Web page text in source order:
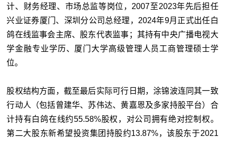
计、财务经理、市场总监等岗位，2007至2023年先后担任
兴业证券厦门、深圳分公司总经理，2024年9月正式出任白
鸽在线监事会主席、股东代表监事；其持有中央广播电视大
学金融专业学历、厦门大学高级管理人员工商管理硕士学
位。
股权结构方面，截至最后实际可行日期，涂锦波连同其一致
行动人（包括曾建华、苏伟达、黄嘉恩及多家持股平台）合
计持有白鸽在线约55.58%股权，对公司拥有绝对控制权。
第二大股东新希望投资集团持股约13.87%，该股东于2021